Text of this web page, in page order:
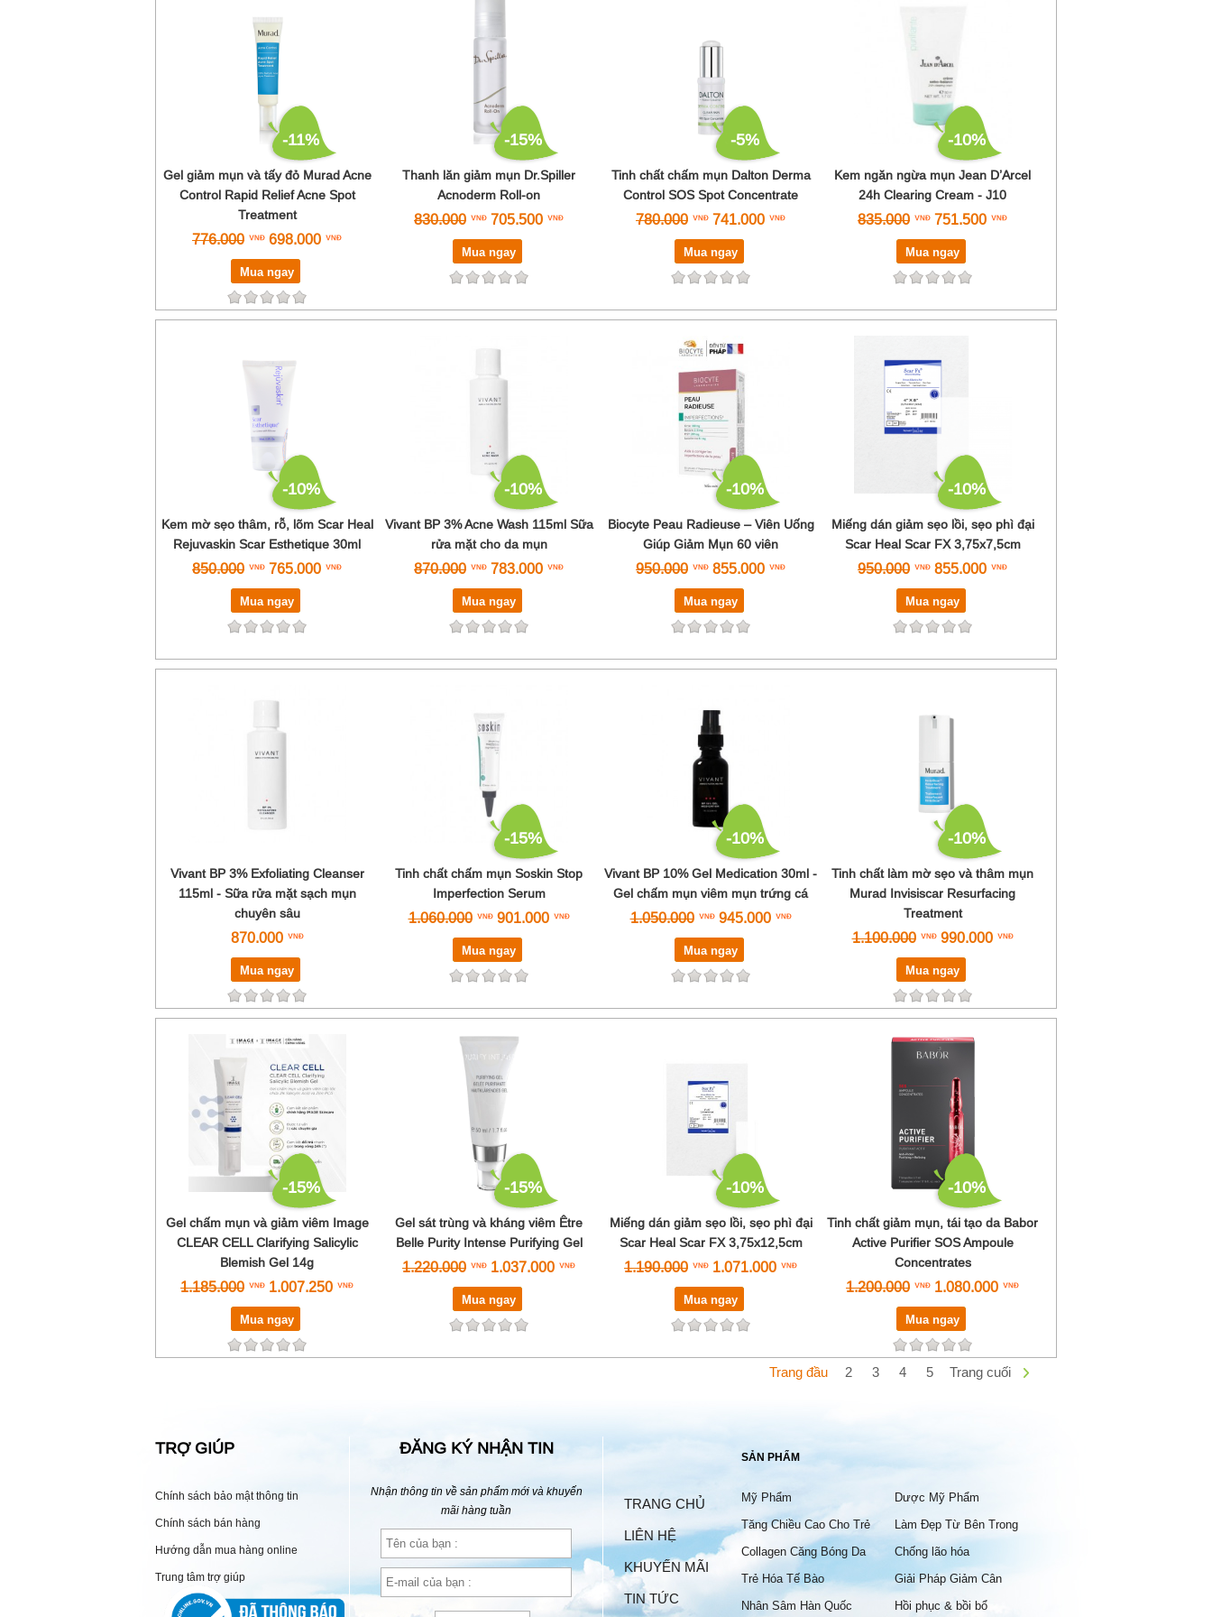
SkinClinic
Skincode
Soskin
Swissline
Thalgo
Vivant
ZO Skin Health
-11%
Gel giảm mụn và tấy đỏ Murad Acne
Control Rapid Relief Acne Spot
Treatment
776.000 698.000
Mua ngay
-15%
Thanh lăn giảm mụn Dr.Spiller
Acnoderm Roll-on
830.000 705.500
Mua ngay
-5%
Tinh chất chấm mụn Dalton Derma
Control SOS Spot Concentrate
780.000 741.000
Mua ngay
-10%
Kem ngăn ngừa mụn Jean D’Arcel
24h Clearing Cream - J10
835.000 751.500
Mua ngay
-10%
Kem mờ sẹo thâm, rỗ, lõm Scar Heal
Rejuvaskin Scar Esthetique 30ml
850.000 765.000
Mua ngay
-10%
Vivant BP 3% Acne Wash 115ml Sữa
rửa mặt cho da mụn
870.000 783.000
Mua ngay
-10%
Biocyte Peau Radieuse – Viên Uống
Giúp Giảm Mụn 60 viên
950.000 855.000
Mua ngay
-10%
Miếng dán giảm sẹo lồi, sẹo phì đại
Scar Heal Scar FX 3,75x7,5cm
950.000 855.000
Mua ngay
Vivant BP 3% Exfoliating Cleanser
115ml - Sữa rửa mặt sạch mụn
chuyên sâu
870.000
Mua ngay
-15%
Tinh chất chấm mụn Soskin Stop
Imperfection Serum
1.060.000 901.000
Mua ngay
-10%
Vivant BP 10% Gel Medication 30ml -
Gel chấm mụn viêm mụn trứng cá
1.050.000 945.000
Mua ngay
-10%
Tinh chất làm mờ sẹo và thâm mụn
Murad Invisiscar Resurfacing
Treatment
1.100.000 990.000
Mua ngay
-15%
Gel chấm mụn và giảm viêm Image
CLEAR CELL Clarifying Salicylic
Blemish Gel 14g
1.185.000 1.007.250
Mua ngay
-15%
Gel sát trùng và kháng viêm Être
Belle Purity Intense Purifying Gel
1.220.000 1.037.000
Mua ngay
-10%
Miếng dán giảm sẹo lồi, sẹo phì đại
Scar Heal Scar FX 3,75x12,5cm
1.190.000 1.071.000
Mua ngay
-10%
Tinh chất giảm mụn, tái tạo da Babor
Active Purifier SOS Ampoule
Concentrates
1.200.000 1.080.000
Mua ngay
Trang đầu 2 3 4 5 Trang cuối
TRỢ GIÚP
Chính sách bảo mật thông tin
Chính sách bán hàng
Hướng dẫn mua hàng online
Trung tâm trợ giúp
ĐĂNG KÝ NHẬN TIN
Nhận thông tin về sản phẩm mới và khuyến
mãi hàng tuần
TRANG CHỦ
LIÊN HỆ
KHUYẾN MÃI
TIN TỨC
SẢN PHẨM
Mỹ Phẩm
Dược Mỹ Phẩm
Tăng Chiều Cao Cho Trẻ
Làm Đẹp Từ Bên Trong
Collagen Căng Bóng Da
Chống lão hóa
Trẻ Hóa Tế Bào
Giải Pháp Giảm Cân
Nhân Sâm Hàn Quốc
Hồi phục & bồi bổ